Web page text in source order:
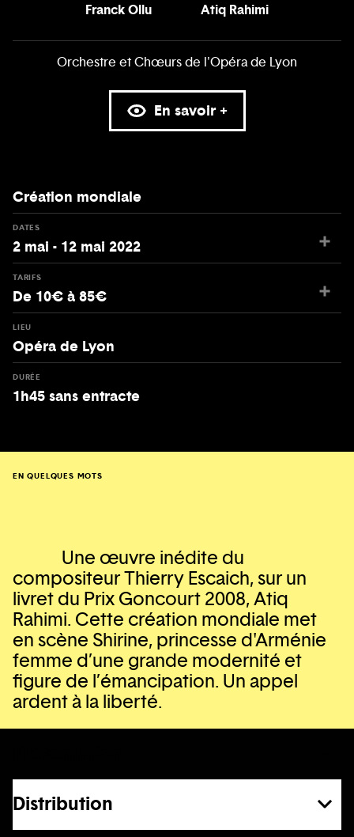
Franck Ollu Atiq Rahimi
Orchestre et Chœurs de l'Opéra de Lyon
En savoir +
Création mondiale
DATES
2 mai - 12 mai 2022
TARIFS
De 10€ à 85€
LIEU
Opéra de Lyon
DURÉE
1h45 sans entracte
EN QUELQUES MOTS
Une œuvre inédite du
compositeur Thierry Escaich, sur un
livret du Prix Goncourt 2008, Atiq
Rahimi. Cette création mondiale met
en scène Shirine, princesse d'Arménie
femme d’une grande modernité et
figure de l’émancipation. Un appel
ardent à la liberté.
Distribution